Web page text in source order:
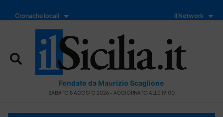
Cronache locali Il Network
Fondato da Maurizio Scaglione
SABATO 8 AGOSTO 2026 - AGGIORNATO ALLE 19:00